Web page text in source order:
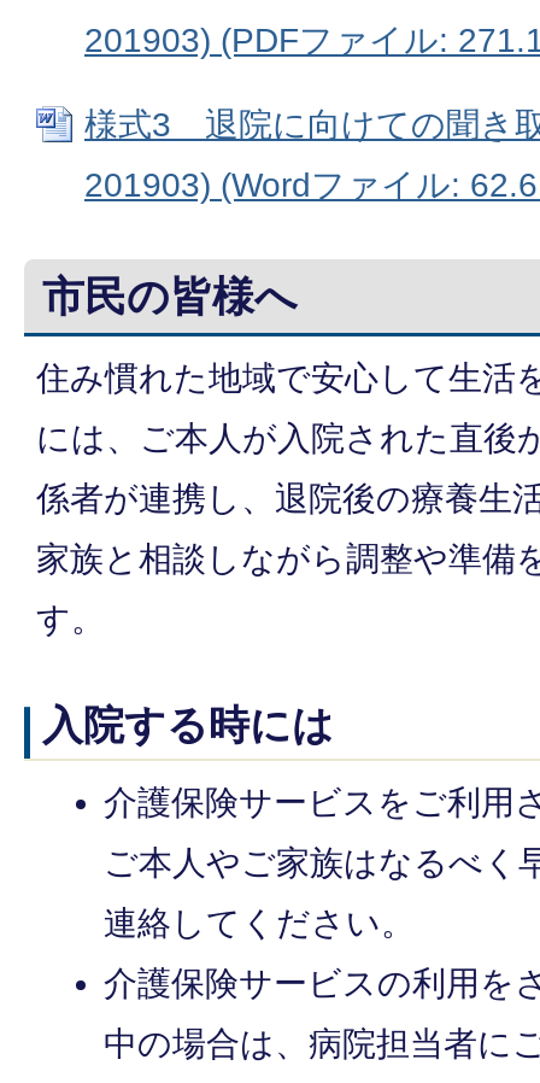
201903) (PDFファイル:
様式3 退院に向けての聞き
201903) (Wordファイル:
市民の皆様へ
住み慣れた地域で安心して生活
には、ご本人が入院された直後
係者が連携し、退院後の療養生
家族と相談しながら調整や準備
す。
入院する時には
介護保険サービスをご利用
ご本人やご家族はなるべく
連絡してください。
介護保険サービスの利用を
中の場合は、病院担当者に